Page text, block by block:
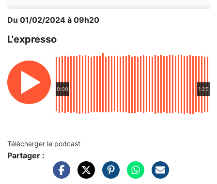
Du 01/02/2024 à 09h20
L'expresso
0:00 1:25
Télécharger le podcast
Partager :